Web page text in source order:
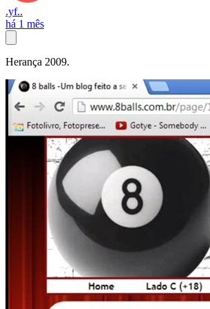
.yf..
há 1 mês
Herança 2009.